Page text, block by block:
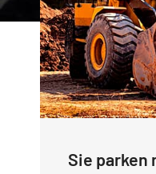
Sie parken